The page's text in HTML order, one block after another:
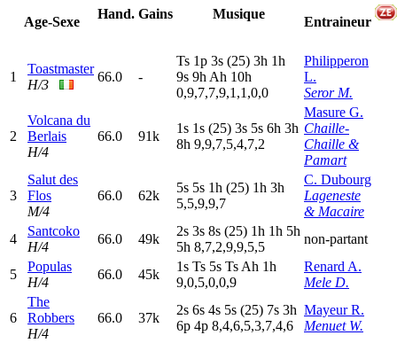
Age-Sexe
Hand. Gains Musique
Entraineur
1
Toastmaster
H/3
66.0 -
Ts 1p 3s (25) 3h 1h
9s 9h Ah 10h
0,9,7,7,9,1,1,0,0
Philipperon
L.
Seror M.
2
Volcana du
Berlais
H/4
66.0 91k
1s 1s (25) 3s 5s 6h 3h
8h 9,9,7,5,4,7,2
Masure G.
Chaille-
Chaille &
Pamart
3
Salut des
Flos
M/4
66.0 62k
5s 5s 1h (25) 1h 3h
5,5,9,9,7
C. Dubourg
Lageneste
& Macaire
4
Santcoko
H/4
66.0 49k
2s 3s 8s (25) 1h 1h 5h
5h 8,7,2,9,9,5,5
non-partant
5
Populas
H/4
66.0 45k
1s Ts 5s Ts Ah 1h
9,0,5,0,0,9
Renard A.
Mele D.
6
The
Robbers
H/4
66.0 37k
2s 6s 4s 5s (25) 7s 3h
6p 4p 8,4,6,5,3,7,4,6
Mayeur R.
Menuet W.